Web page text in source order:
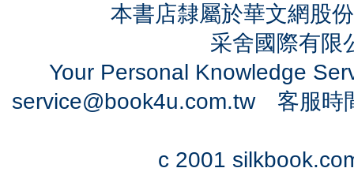
本書店隸屬於華文網股
采舍國際有
Your Personal Knowledge
service@book4u.com.tw客服時
c 2001